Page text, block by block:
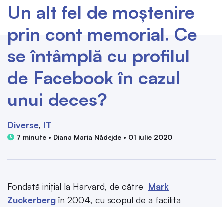
Un alt fel de moștenire
prin cont memorial. Ce
se întâmplă cu profilul
de Facebook în cazul
unui deces?
Diverse IT
7 minute • Diana Maria Nădejde • 01 iulie 2020
Fondată inițial la Harvard, de către Mark
Zuckerberg în 2004, cu scopul de a facilita